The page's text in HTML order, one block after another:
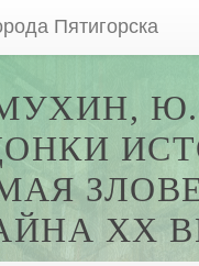
Пятигорска
Ю.
ХХ